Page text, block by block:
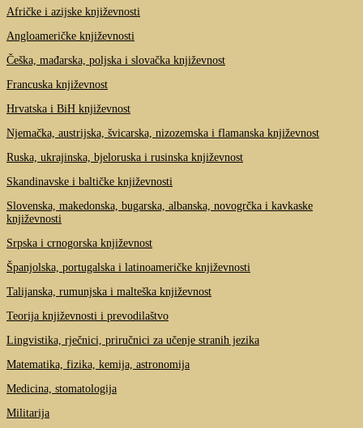
Afričke i azijske književnosti
Angloameričke književnosti
Češka, mađarska, poljska i slovačka književnost
Francuska književnost
Hrvatska i BiH književnost
Njemačka, austrijska, švicarska, nizozemska i flamanska književnost
Ruska, ukrajinska, bjeloruska i rusinska književnost
Skandinavske i baltičke književnosti
Slovenska, makedonska, bugarska, albanska, novogrčka i kavkaske
književnosti
Srpska i crnogorska književnost
Španjolska, portugalska i latinoameričke književnosti
Talijanska, rumunjska i malteška književnost
Teorija književnosti i prevodilaštvo
Lingvistika, rječnici, priručnici za učenje stranih jezika
Matematika, fizika, kemija, astronomija
Medicina, stomatologija
Militarija